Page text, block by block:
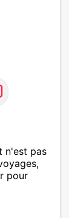
n'est pas
pour